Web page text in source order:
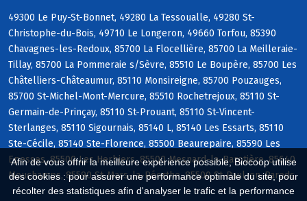
Afin de vous offrir la meilleure expérience possible, Biocoop utilise
des cookies : pour assurer une performance optimale du site, pour
récolter des statistiques afin d'analyser le trafic et la performance
49300 Le Puy-St-Bonnet, 49280 La Tessoualle, 49280 St-
Christophe-du-Bois, 49710 Le Longeron, 49660 Torfou, 85390
Chavagnes-les-Redoux, 85700 La Flocellière, 85700 La Meilleraie-
Tillay, 85700 La Pommeraie s/Sèvre, 85510 Le Boupère, 85700 Les
Châtelliers-Châteaumur, 85110 Monsireigne, 85700 Pouzauges,
85700 St-Michel-Mont-Mercure, 85510 Rochetrejoux, 85110 St-
Germain-de-Prinçay, 85110 St-Prouant, 85110 St-Vincent-
Sterlanges, 85110 Sigournais, 85140 L, 85140 Les Essarts, 85110
Ste-Cécile, 85140 Ste-Florence, 85500 Beaurepaire, 85590 Les
Epesses, 85500 Les Herbiers, 85500 Mesnard-la-Barotière, 85640
Mouchamps, 85590 St-Mars-la-Réorthe, 85500 St-Paul-en-Pareds